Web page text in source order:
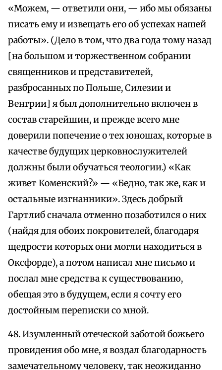
«Можем, — ответили они, — ибо мы обязаны
писать ему и извещать его об успехах нашей
работы». (Дело в том, что два года тому назад
[на большом и торжественном собрании
священников и представителей,
разбросанных по Польше, Силезии и
Венгрии] я был дополнительно включен в
состав старейшин, и прежде всего мне
доверили попечение о тех юношах, которые в
качестве будущих церковнослужителей
должны были обучаться теологии.) «Как
живет Коменский?» — «Бедно, так же, как и
остальные изгнанники». Здесь добрый
Гартлиб сначала отменно позаботился о них
(найдя для обоих покровителей, благодаря
щедрости которых они могли находиться в
Оксфорде), а потом написал мне письмо и
послал мне средства к существованию,
обещая это в будущем, если я сочту его
достойным переписки со мной.
48. Изумленный отеческой заботой божьего
провидения обо мне, я воздал благодарность
замечательному человеку, так неожиданно